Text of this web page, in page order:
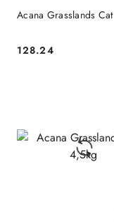
Acana Grasslands
Cena:
128.24